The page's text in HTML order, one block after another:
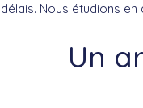
délais. Nous étudions
Un